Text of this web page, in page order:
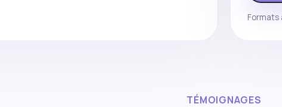
Formats
TÉMOIGNAGES